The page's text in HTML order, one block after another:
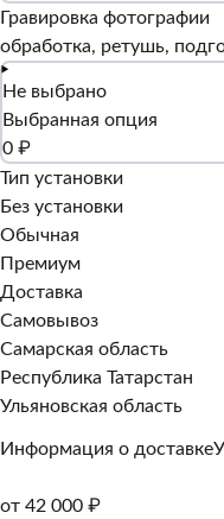
Гравировка фотографии
обработка, ретушь,
Не выбрано
Выбранная опция
0 ₽
Тип установки
Без установки
Обычная
Премиум
Доставка
Самовывоз
Самарская область
Республика Татарстан
Ульяновская область
Информация о доставке
от 42 000 ₽